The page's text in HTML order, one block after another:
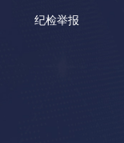
纪检举报